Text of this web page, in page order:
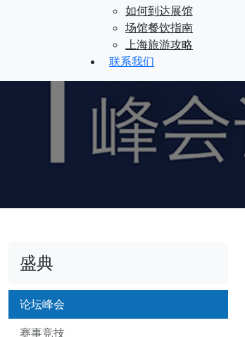
如何到达展馆
场馆餐饮指南
上海旅游攻略
联系我们
盛典
论坛峰会
赛事竞技